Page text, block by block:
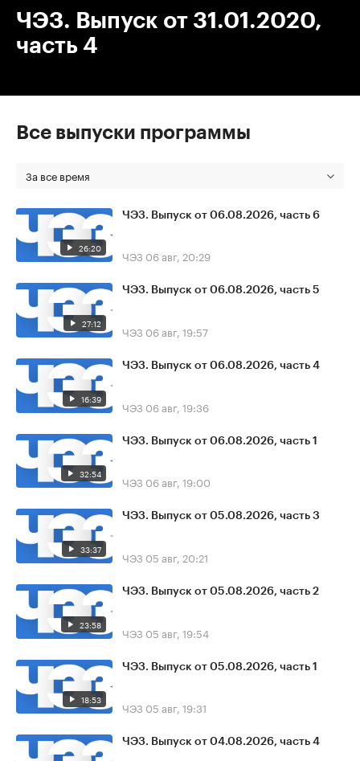
ЧЭЗ. Выпуск от 31.01.2020,
часть 4
Все выпуски программы
За все время
26:20
ЧЭЗ. Выпуск от 06.08.2026, часть 6
ЧЭЗ 06 авг, 20:29
27:12
ЧЭЗ. Выпуск от 06.08.2026, часть 5
ЧЭЗ 06 авг, 19:57
16:39
ЧЭЗ. Выпуск от 06.08.2026, часть 4
ЧЭЗ 06 авг, 19:36
32:54
ЧЭЗ. Выпуск от 06.08.2026, часть 1
ЧЭЗ 06 авг, 19:00
33:37
ЧЭЗ. Выпуск от 05.08.2026, часть 3
ЧЭЗ 05 авг, 20:21
23:58
ЧЭЗ. Выпуск от 05.08.2026, часть 2
ЧЭЗ 05 авг, 19:54
18:53
ЧЭЗ. Выпуск от 05.08.2026, часть 1
ЧЭЗ 05 авг, 19:31
ЧЭЗ. Выпуск от 04.08.2026, часть 4